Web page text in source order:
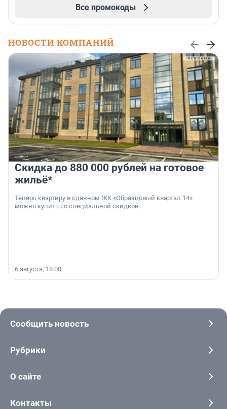
Все промокоды
НОВОСТИ КОМПАНИЙ
Скидка до 880 000 рублей на готовое
жильё*
Теперь квартиру в сданном ЖК «Образцовый квартал 14»
можно купить со специальной скидкой.
6 августа, 18:00
Сообщить новость
Рубрики
О сайте
Контакты